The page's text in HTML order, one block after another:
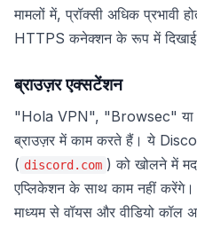
मामलों में, प्रॉक्सी अधिक प्रभावी
HTTPS कनेक्शन के रूप में दिखाई
ब्राउज़र एक्सटेंशन
"Hola VPN", "Browsec"
ब्राउज़र में काम करते हैं। ये
( discord.com ) को खोलने में
एप्लिकेशन के साथ काम नहीं
माध्यम से वॉयस और वीडियो कॉल